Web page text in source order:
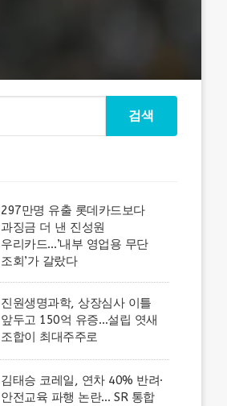
297만명 유출 롯데카드보다
과징금 더 낸 진성원
우리카드…’내부 영업용 무단
조회’가 갈랐다
진원생명과학, 상장심사 이틀
앞두고 150억 유증…설립 엿새
조합이 최대주주로
김태승 코레일, 연차 40% 반려·
안전교육 파행 논란… SR 통합